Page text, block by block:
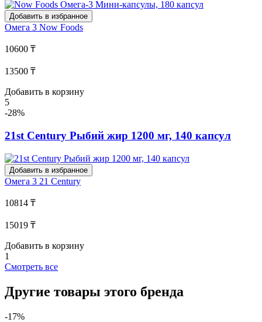
Добавить в избранное
Омега 3 Now Foods
10600 ₸
13500 ₸
Добавить в корзину
5
-28%
21st Century Рыбий жир 1200 мг, 140 капсул
Добавить в избранное
Омега 3 21 Century
10814 ₸
15019 ₸
Добавить в корзину
1
Смотреть все
Другие товары этого бренда
-17%